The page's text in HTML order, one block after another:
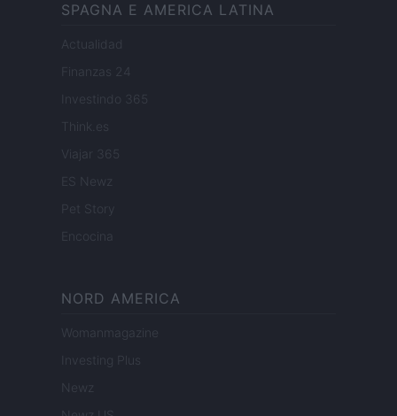
SPAGNA E AMERICA LATINA
Actualidad
Finanzas 24
Investindo 365
Think.es
Viajar 365
ES Newz
Pet Story
Encocina
NORD AMERICA
Womanmagazine
Investing Plus
Newz